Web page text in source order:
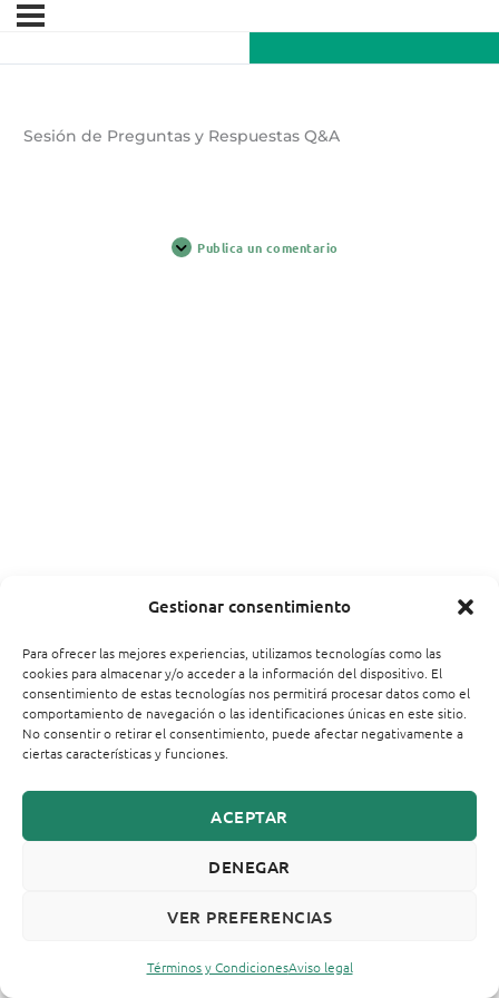
Gestionar consentimiento
Para ofrecer las mejores experiencias, utilizamos tecnologías como las
cookies para almacenar y/o acceder a la información del dispositivo. El
consentimiento de estas tecnologías nos permitirá procesar datos como el
comportamiento de navegación o las identificaciones únicas en este sitio.
No consentir o retirar el consentimiento, puede afectar negativamente a
ciertas características y funciones.
ACEPTAR
DENEGAR
VER PREFERENCIAS
Términos y CondicionesAviso legal
Sesión de Preguntas y Respuestas Q&A
Publica un comentario